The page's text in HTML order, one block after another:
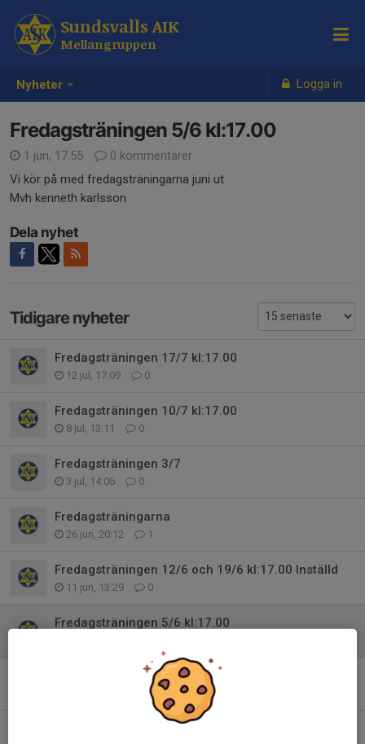
Nyheter Logga in
Sundsvalls AIK
Mellangruppen
Fredagsträningen 5/6 kl:17.00
1 jun, 17:55
0 kommentarer
Vi kör på med fredagsträningarna juni ut
Mvh kenneth karlsson
Dela nyhet
Tidigare nyheter
Fredagsträningen 17/7 kl:17.00
12 jul, 17:09 0
Fredagsträningen 10/7 kl:17.00
8 jul, 13:11 0
Fredagsträningen 3/7
3 jul, 14:06 0
Fredagsträningarna
26 jun, 20:12 1
Fredagsträningen 12/6 och 19/6 kl:17.00 Inställd
11 jun, 13:29 0
Fredagsträningen 5/6 kl:17.00
Fredagsträningen 29/5
0
Fredagsträningen 15/5 kl 10.30 Inställd